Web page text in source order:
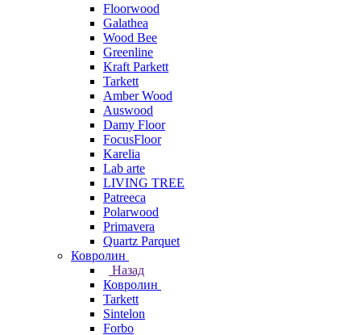
Floorwood
Galathea
Wood Bee
Greenline
Kraft Parkett
Tarkett
Amber Wood
Auswood
Damy Floor
FocusFloor
Karelia
Lab arte
LIVING TREE
Patreeca
Polarwood
Primavera
Quartz Parquet
Ковролин
Назад
Ковролин
Tarkett
Sintelon
Forbo